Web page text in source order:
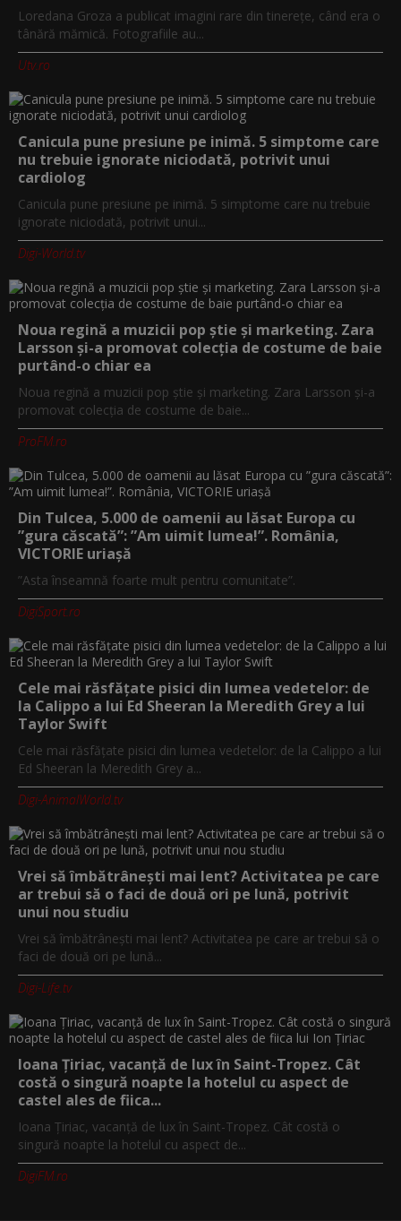
Loredana Groza a publicat imagini rare din tinerețe, când era o
tânără mămică. Fotografiile au...
Utv.ro
Canicula pune presiune pe inimă. 5 simptome care
nu trebuie ignorate niciodată, potrivit unui
cardiolog
Canicula pune presiune pe inimă. 5 simptome care nu trebuie
ignorate niciodată, potrivit unui...
Digi-World.tv
Noua regină a muzicii pop știe și marketing. Zara
Larsson și-a promovat colecția de costume de baie
purtând-o chiar ea
Noua regină a muzicii pop știe și marketing. Zara Larsson și-a
promovat colecția de costume de baie...
ProFM.ro
Din Tulcea, 5.000 de oamenii au lăsat Europa cu
”gura căscată”: ”Am uimit lumea!”. România,
VICTORIE uriașă
”Asta înseamnă foarte mult pentru comunitate”.
DigiSport.ro
Cele mai răsfățate pisici din lumea vedetelor: de
la Calippo a lui Ed Sheeran la Meredith Grey a lui
Taylor Swift
Cele mai răsfățate pisici din lumea vedetelor: de la Calippo a lui
Ed Sheeran la Meredith Grey a...
Digi-AnimalWorld.tv
Vrei să îmbătrânești mai lent? Activitatea pe care
ar trebui să o faci de două ori pe lună, potrivit
unui nou studiu
Vrei să îmbătrânești mai lent? Activitatea pe care ar trebui să o
faci de două ori pe lună...
Digi-Life.tv
Ioana Țiriac, vacanță de lux în Saint-Tropez. Cât
costă o singură noapte la hotelul cu aspect de
castel ales de fiica...
Ioana Țiriac, vacanță de lux în Saint-Tropez. Cât costă o
singură noapte la hotelul cu aspect de...
DigiFM.ro